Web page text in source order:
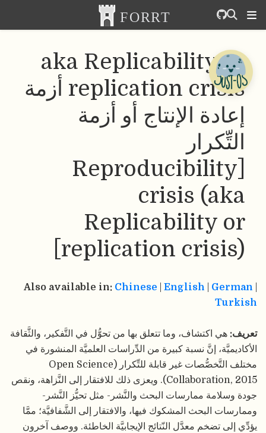
aka Replicability or
replication crisis أزمة
إعادة الإنتاج أو أزمة
التِّكرار
[Reproducibility
crisis (aka
Replicability or
replication crisis)]
Also available in: Chinese English German
Turkish
تعريف: هي اكتشاف، وما تتعلق بها من تحوُّل في التَّفكير، والثَّقافة
الأكاديميَّة، إنَّ نسبة كبيرة من الدِّراسات العلميَّة المنشورة في
مختلف التَّخصُّصات غير قابلة للتِّكرار (Open Science
Collaboration, 2015). ويعزى ذلك للافتقار إلى النَّزاهة، ونقص
جودة وسلامة ممارسات البحث والنَّشر- مثل تحيُّز النَّشر-
وممارسات البحث المشكوك فيها، والافتقار إلى الشَّفافيَّة؛ ممَّا
يؤدِّي إلى تضخم معدَّل النّتائج الإيجابيَّة الخاطئة. ووصف آخرون